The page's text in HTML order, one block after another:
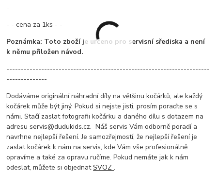
-
- - cena za 1ks - -
Poznámka: Toto zboží je určeno pro servisní sřediska a není
k němu přiložen návod.
----------------------------------------------------------------------
--------------
Dodáváme originální náhradní díly na většinu kočárků, ale každý
kočárek může být jiný. Pokud si nejste jisti, prosím poraďte se s
námi. Stačí zaslat fotografii kočárku a daného dílu s dotazem na
adresu servis@dudukids.cz. Náš servis Vám odborně poradí a
navrhne nejlepší řešení. Je samozřejmostí, že nejlepší řešení je
zaslat kočárek k nám na servis, kde Vám vše profesionálně
opravíme a také za opravu ručíme. Pokud nemáte jak k nám
odeslat, můžete si objednatSVOZ.